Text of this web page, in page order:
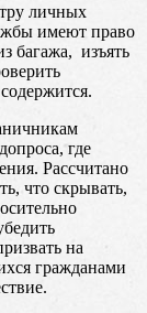
личных
имеют право
багажа, изъять
где
Рассчитано
что скрывать,
на
гражданами